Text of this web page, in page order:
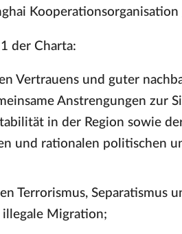
Kooperationsorganisation
der Charta:
Vertrauens und guter
Anstrengungen zur
in der Region sowie
und rationalen politischen
Terrorismus, Separatismus
Migration;